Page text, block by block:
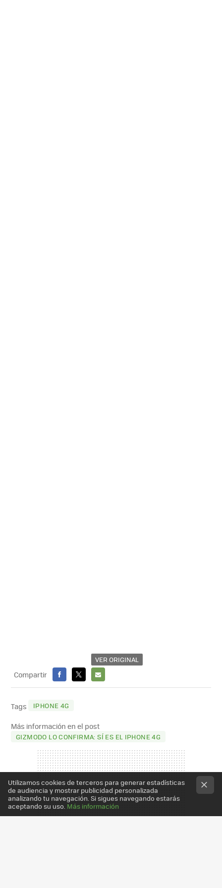
VER ORIGINAL
Compartir
FACEBOOK
X
E-
Tags IPHONE 4G
Más información en el post
GIZMODO LO CONFIRMA: SÍ ES EL IPHONE 4G
Utilizamos cookies de terceros para generar estadísticas
de audiencia y mostrar publicidad personalizada
analizando tu navegación. Si sigues navegando estarás
aceptando su uso. Más información